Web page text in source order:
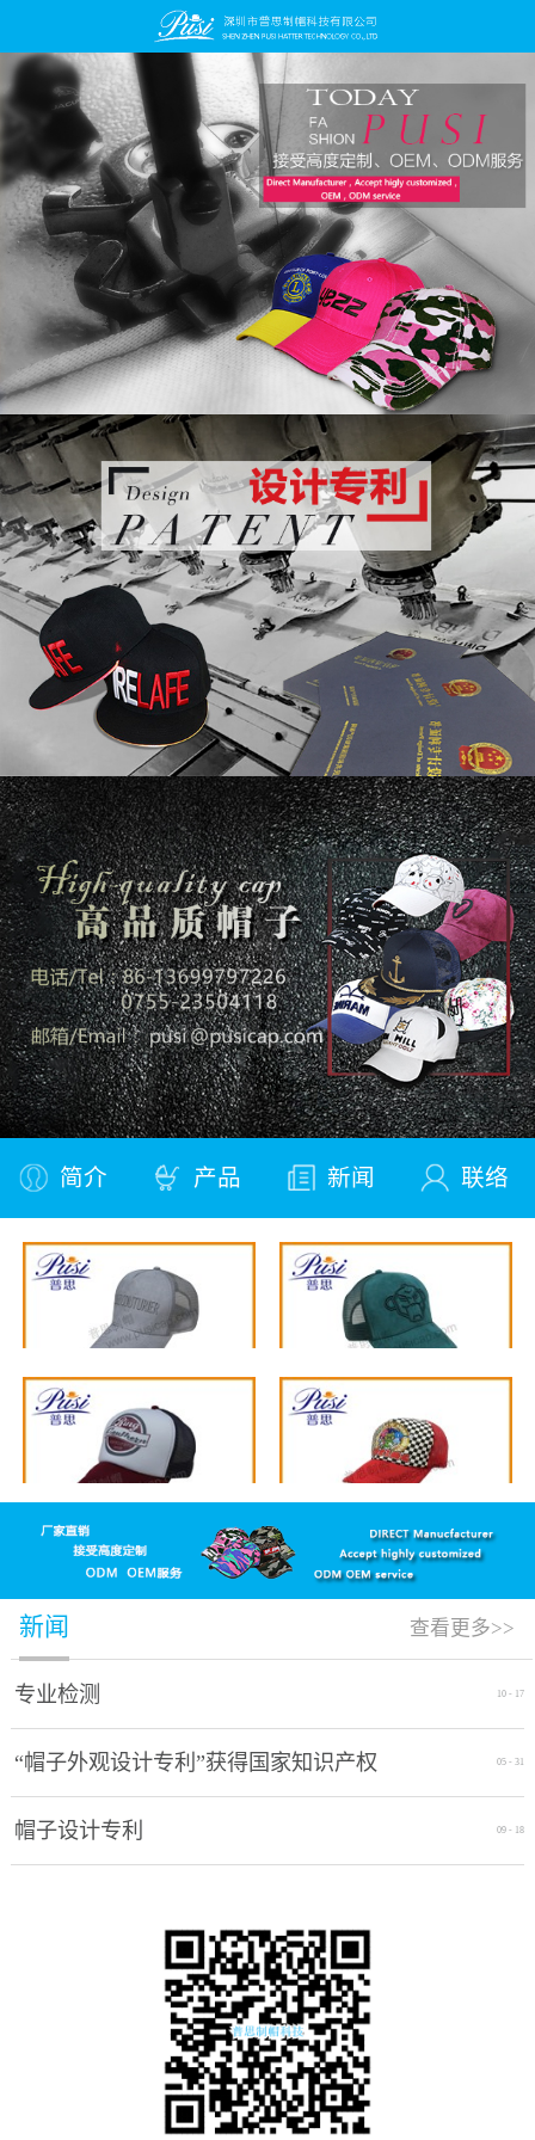
简介 产品 新闻 联络
新闻
专业检测 10 - 17
“帽子外观设计专利”获得国家知识产权
局授权通过
05 - 31
帽子设计专利 09 - 18
查看更多>>